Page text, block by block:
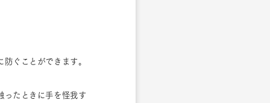
ぐことができます。
ったときに手を怪我す